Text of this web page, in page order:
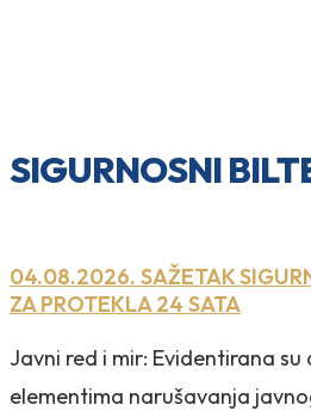
SIGURNOSNI
04.08.2026. SAŽETAK
ZA PROTEKLA 24 SATA
Javni red i mir: Evidentirana
elementima narušavanja